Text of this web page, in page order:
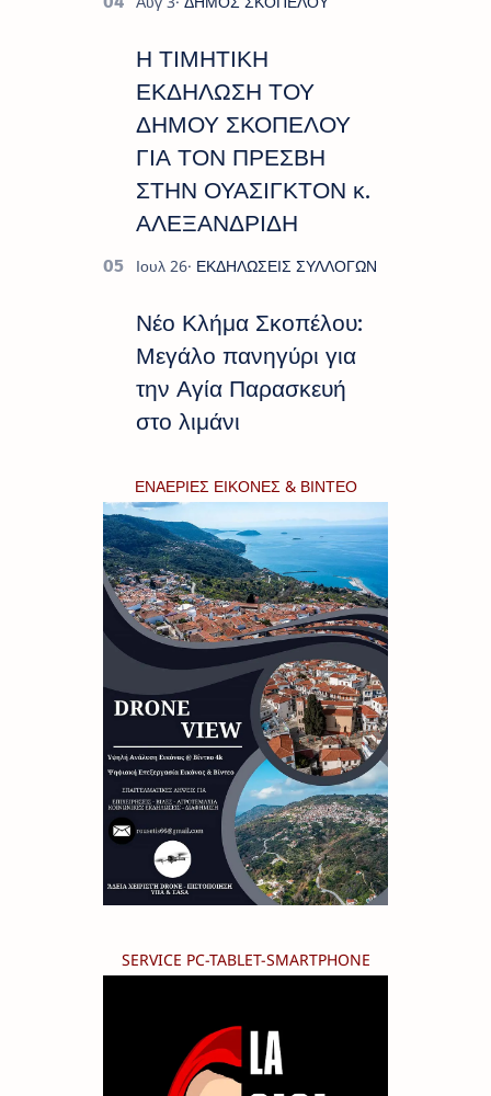
Η ΤΙΜΗΤΙΚΗ
ΕΚΔΗΛΩΣΗ ΤΟΥ
ΔΗΜΟΥ ΣΚΟΠΕΛΟΥ
ΓΙΑ ΤΟΝ ΠΡΕΣΒΗ
ΣΤΗΝ ΟΥΑΣΙΓΚΤΟΝ κ.
ΑΛΕΞΑΝΔΡΙΔΗ
Νέο Κλήμα Σκοπέλου:
Μεγάλο πανηγύρι για
την Αγία Παρασκευή
στο λιμάνι
ΕΝΑΕΡΙΕΣ ΕΙΚΟΝΕΣ & ΒΙΝΤΕΟ
SERVICE PC-TABLET-SMARTPHONE